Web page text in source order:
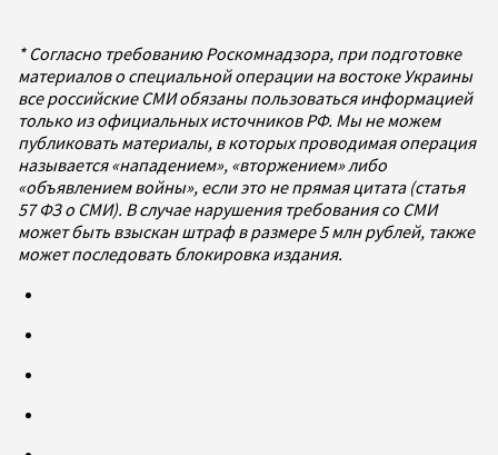
* Согласно требованию Роскомнадзора, при подготовке
материалов о специальной операции на востоке Украины
все российские СМИ обязаны пользоваться информацией
только из официальных источников РФ. Мы не можем
публиковать материалы, в которых проводимая операция
называется «нападением», «вторжением» либо
«объявлением войны», если это не прямая цитата (статья
57 ФЗ о СМИ). В случае нарушения требования со СМИ
может быть взыскан штраф в размере 5 млн рублей, также
может последовать блокировка издания.